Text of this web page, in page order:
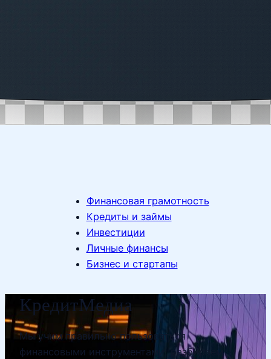
Финансовая грамотность
Кредиты и займы
Инвестиции
Личные финансы
Бизнес и стартапы
КредитМедиа
Мы учим правильно пользоваться
финансовыми инструментами, разбираем